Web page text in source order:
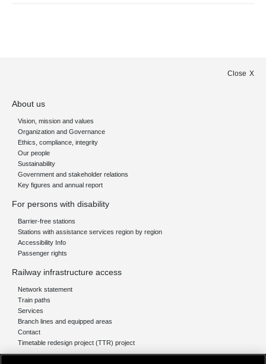
Close
About us
Vision, mission and values
Organization and Governance
Ethics, compliance, integrity
Our people
Sustainability
Government and stakeholder relations
Key figures and annual report
For persons with disability
Barrier-free stations
Stations with assistance services region by region
Accessibility Info
Passenger rights
Railway infrastructure access
Network statement
Train paths
Services
Branch lines and equipped areas
Contact
Timetable redesign project (TTR) project